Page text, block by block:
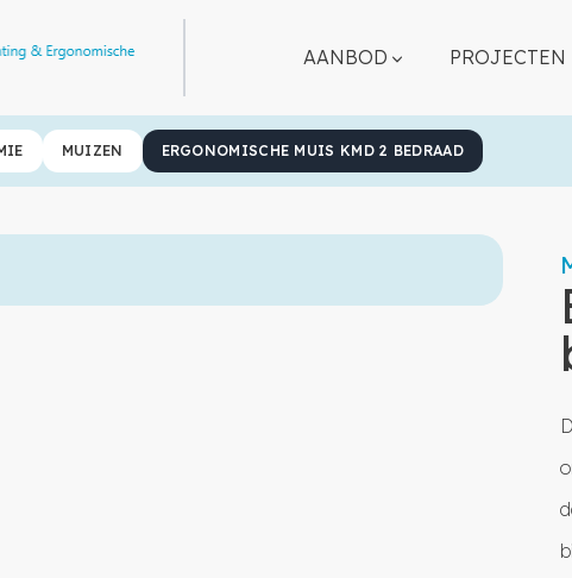
AANBOD PROJECTEN
MUIZEN ERGONOMISCHE MUIS KMD 2 BEDRAAD